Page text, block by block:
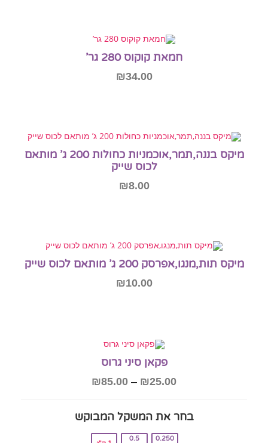
הוספה לסל
חמאת קוקוס 280 גר’
₪34.00
מיקס בננה,תמר,אוכמניות כחולות 200 ג’ מותאם
לכוס שייק
₪8.00
מיקס תות,מנגו,אפרסק 200 ג’ מותאם לכוס שייק
₪10.00
פקאן סיני גרוס
₪25.00
–
₪85.00
בחר את המשקל המבוקש‎
0.250